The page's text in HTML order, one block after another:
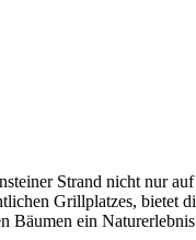
Strand nicht nur
Grillplatzes, bietet
Bäumen ein